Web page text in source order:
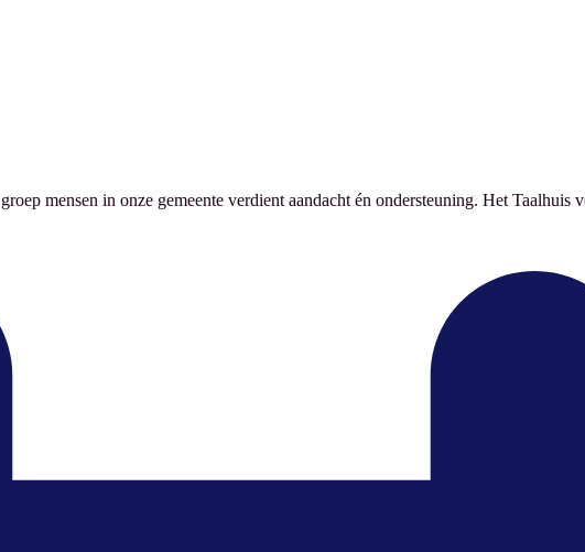
mensen in onze gemeente verdient aandacht én ondersteuning. Het Taalhuis